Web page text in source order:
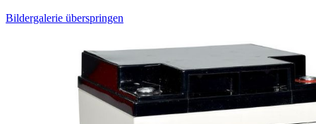
Bildergalerie überspringen